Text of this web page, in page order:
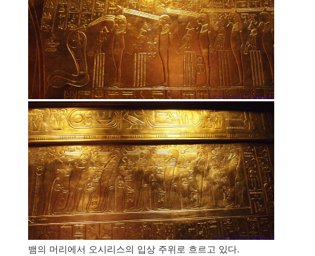
뱀의 머리에서 오시리스의 입상 주위로 흐르고 있다.